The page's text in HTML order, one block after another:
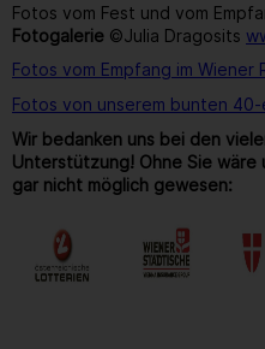
Fotos vom Fest und vom
Fotogalerie ©Julia Dragosits
Fotos vom Empfang im Wiener
Fotos von unserem bunten
Wir bedanken uns bei den
Unterstützung! Ohne Sie wäre
gar nicht möglich gewesen: